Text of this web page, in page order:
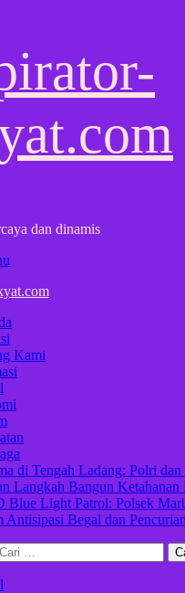
dan dinamis
Kami
di Tengah Ladang: Polri dan
Langkah Bangun Ketahanan
Blue Light Patrol: Polsek
Antisipasi Begal dan Pencurian